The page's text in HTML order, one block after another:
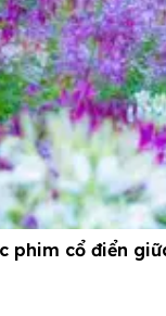
phim cổ điển